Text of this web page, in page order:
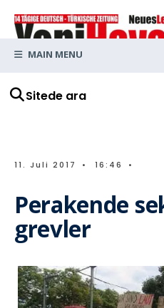
Sitede ara
MAIN MENU
11. Juli 2017 • 16:46 •
Perakende
grevler